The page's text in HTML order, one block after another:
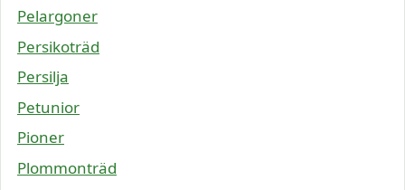
Pelargoner
Persikoträd
Persilja
Petunior
Pioner
Plommonträd